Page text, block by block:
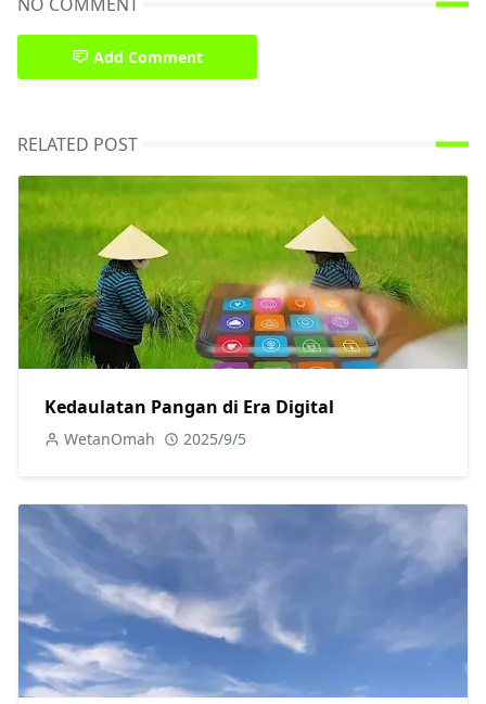
Add Comment
RELATED POST
Kedaulatan Pangan di Era Digital
WetanOmah 2025/9/5